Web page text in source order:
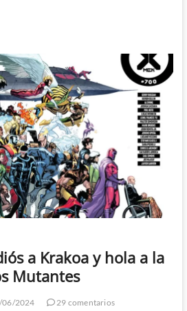
a Krakoa y hola a la
Mutantes
06/2024
29 comentarios